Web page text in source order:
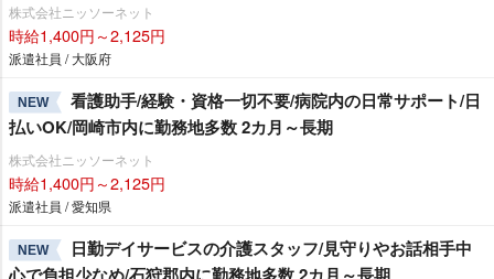
株式会社ニッソーネット
時給1,400円～2,125円
派遣社員 / 大阪府
NEW
看護助手/経験・資格一切不要/病院内の日常サポート/日
払いOK/岡崎市内に勤務地多数 2カ月～長期
株式会社ニッソーネット
時給1,400円～2,125円
派遣社員 / 愛知県
NEW
日勤デイサービスの介護スタッフ/見守りやお話相手中
心で負担少なめ/石狩郡内に勤務地多数 2カ月～長期